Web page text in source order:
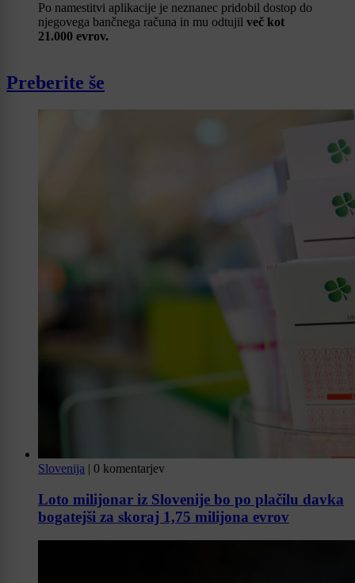
Po namestitvi aplikacije je neznanec pridobil dostop do
njegovega bančnega računa in mu odtujil več kot
21.000 evrov.
Preberite še
Slovenija | 0 komentarjev
Loto milijonar iz Slovenije bo po plačilu davka
bogatejši za skoraj 1,75 milijona evrov